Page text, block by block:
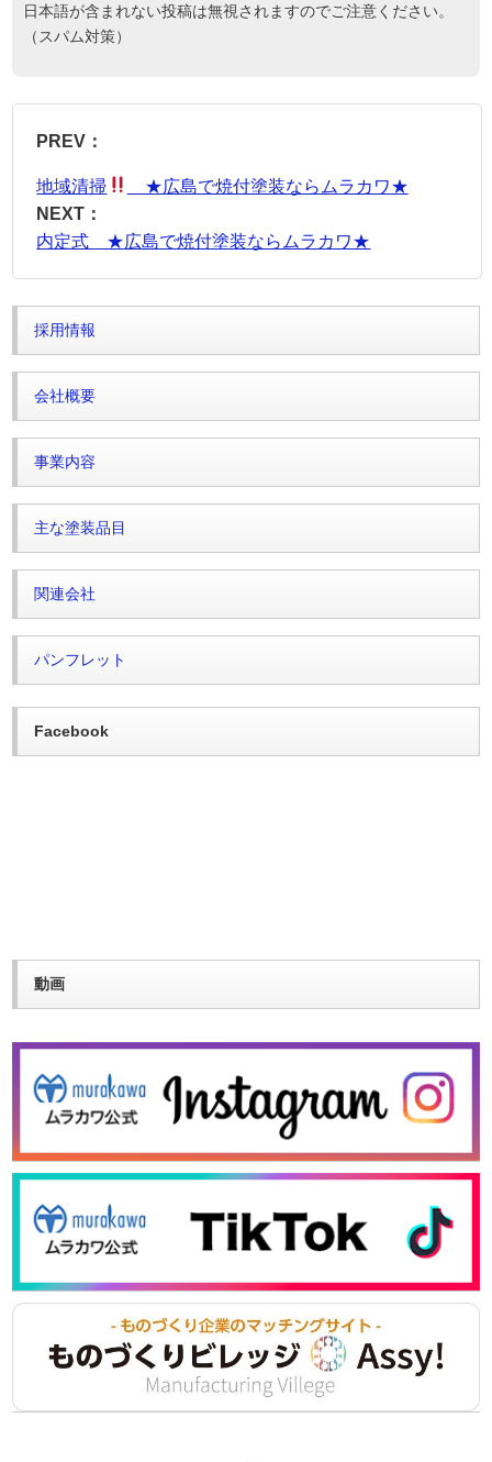
日本語が含まれない投稿は無視されますのでご注意ください。
（スパム対策）
PREV：
地域清掃
★広島で焼付塗装ならムラカワ★
NEXT：
内定式 ★広島で焼付塗装ならムラカワ★
採用情報
会社概要
事業内容
主な塗装品目
関連会社
パンフレット
Facebook
動画